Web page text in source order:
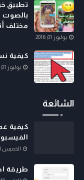
تطبيق
بالصوت
مختلف
يوليوز 01, 2016
كيفية
يوليوز 01, 2016
الشائعة
كيفية
الخميس 20 فبراير 2014
طريقة